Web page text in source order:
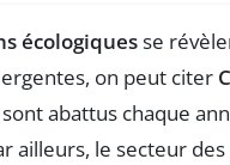
écologiquesse
on peut citer
abattus chaque
ailleurs, le secteur des